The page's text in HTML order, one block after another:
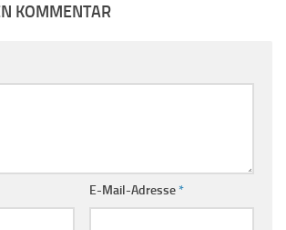
KOMMENTAR
E-Mail-Adresse*